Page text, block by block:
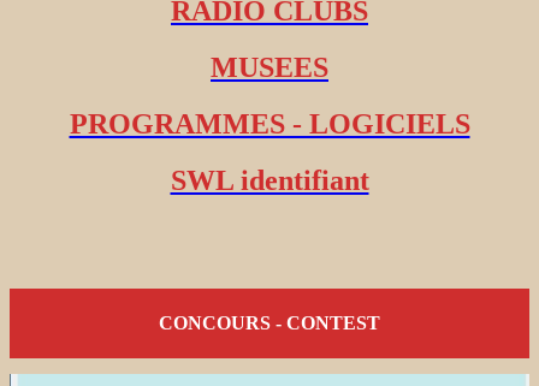
RADIO CLUBS
MUSEES
PROGRAMMES - LOGICIELS
SWL identifiant
CONCOURS - CONTEST